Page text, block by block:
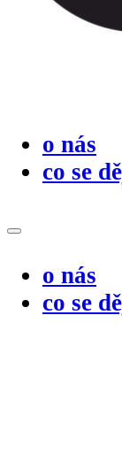
o nás
co se
o nás
co se